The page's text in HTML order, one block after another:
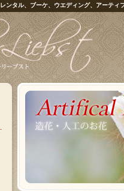
レンタル、ブーケ、ウエディング、アーティ